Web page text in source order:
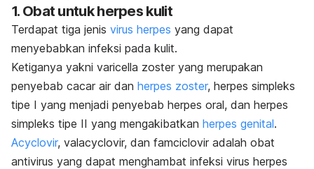
1. Obat untuk herpes kulit
Terdapat tiga jenis virus herpes yang dapat
menyebabkan infeksi pada kulit.
Ketiganya yakni varicella zoster yang merupakan
penyebab cacar air dan herpes zoster, herpes simpleks
tipe I yang menjadi penyebab herpes oral, dan herpes
simpleks tipe II yang mengakibatkan herpes genital.
Acyclovir, valacyclovir, dan famciclovir adalah obat
antivirus yang dapat menghambat infeksi virus herpes